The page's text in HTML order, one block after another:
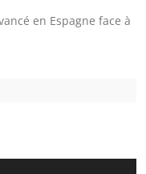
en Espagne face à